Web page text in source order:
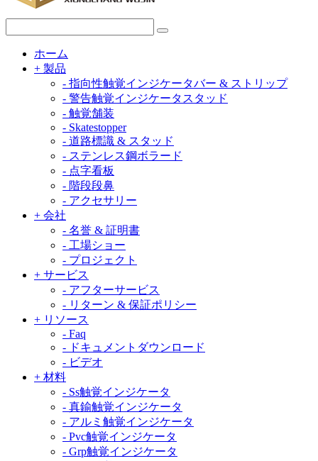
ホーム
+ 製品
- 指向性触覚インジケータバー & ストリップ
- 警告触覚インジケータスタッド
- 触覚舗装
- Skatestopper
- 道路標識 & スタッド
- ステンレス鋼ボラード
- 点字看板
- 階段段鼻
- アクセサリー
+ 会社
- 名誉 & 証明書
- 工場ショー
- プロジェクト
+ サービス
- アフターサービス
- リターン & 保証ポリシー
+ リソース
- Faq
- ドキュメントダウンロード
- ビデオ
+ 材料
- Ss触覚インジケータ
- 真鍮触覚インジケータ
- アルミ触覚インジケータ
- Pvc触覚インジケータ
- Grp触覚インジケータ